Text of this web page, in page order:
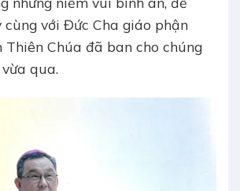
với Đức Cha giáo phận
Chúa đã ban cho chúng
qua.